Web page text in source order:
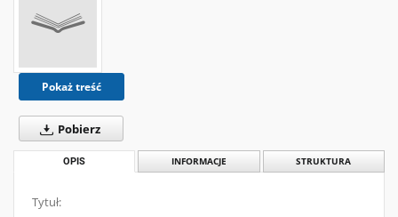
Pokaż treść
Pobierz
OPIS INFORMACJE STRUKTURA
Tytuł: